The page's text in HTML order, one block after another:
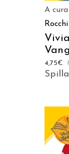
A cura
Rocchi
4,75€